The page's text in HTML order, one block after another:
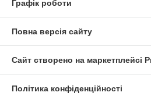
Графік роботи
Повна версія сайту
Сайт створено на маркетплейсі
Політика конфіденційності